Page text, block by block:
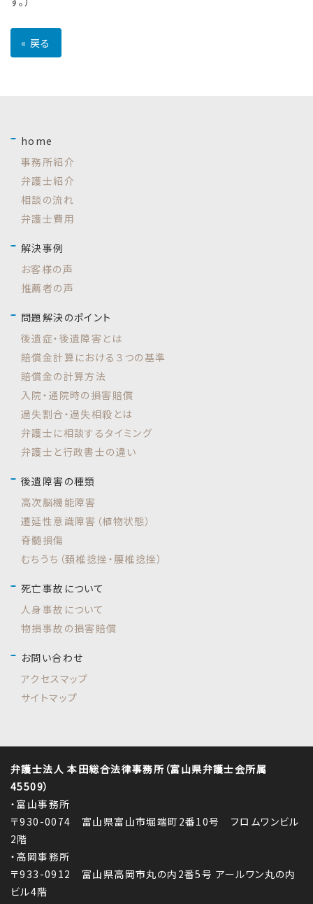
« 戻る
home
事務所紹介
弁護士紹介
相談の流れ
弁護士費用
解決事例
お客様の声
推薦者の声
問題解決のポイント
後遺症・後遺障害とは
賠償金計算における３つの基準
賠償金の計算方法
入院・通院時の損害賠償
過失割合・過失相殺とは
弁護士に相談するタイミング
弁護士と行政書士の違い
後遺障害の種類
高次脳機能障害
遷延性意識障害（植物状態）
脊髄損傷
むちうち（頚椎捻挫・腰椎捻挫）
死亡事故について
人身事故について
物損事故の損害賠償
お問い合わせ
アクセスマップ
サイトマップ
弁護士法人 本田総合法律事務所（富山県弁護士会所属
45509）
・富山事務所
〒930-0074 富山県富山市堀端町2番10号 フロムワンビル
2階
・高岡事務所
〒933-0912 富山県高岡市丸の内2番5号 アールワン丸の内
ビル4階